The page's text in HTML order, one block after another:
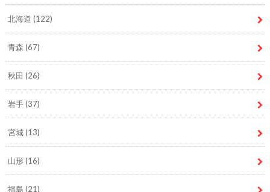
北海道 (122)
青森 (67)
秋田 (26)
岩手(37)
宮城(13)
山形(16)
福島 (21)